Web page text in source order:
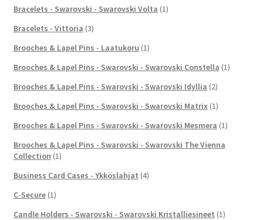
Bracelets - Swarovski - Swarovski Volta (1)
Bracelets - Vittoria (3)
Brooches & Lapel Pins - Laatukoru (1)
Brooches & Lapel Pins - Swarovski - Swarovski Constella (1)
Brooches & Lapel Pins - Swarovski - Swarovski Idyllia (2)
Brooches & Lapel Pins - Swarovski - Swarovski Matrix (1)
Brooches & Lapel Pins - Swarovski - Swarovski Mesmera (1)
Brooches & Lapel Pins - Swarovski - Swarovski The Vienna
Collection (1)
Business Card Cases - Ykköslahjat (4)
C-Secure (1)
Candle Holders - Swarovski - Swarovski Kristalliesineet (1)